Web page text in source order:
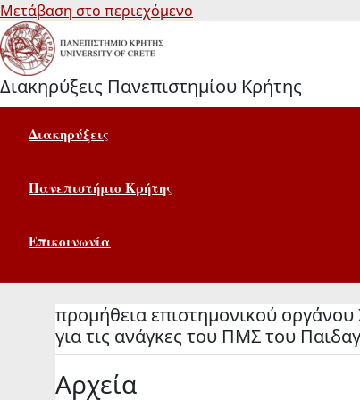
Μετάβαση στο περιεχόμενο
Διακηρύξεις Πανεπιστημίου Κρήτης
Διακηρύξεις
Πανεπιστήμιο Κρήτης
Επικοινωνία
προμήθεια επιστημονικού
για τις ανάγκες του ΠΜΣ του
Αρχεία